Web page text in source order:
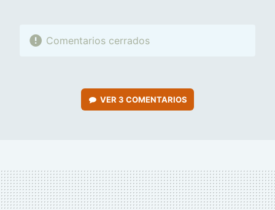
Comentarios cerrados
VER 3 COMENTARIOS